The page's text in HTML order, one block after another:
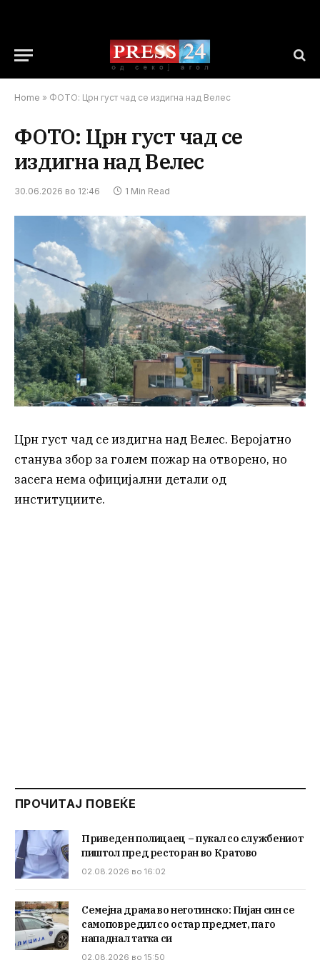
Home » ФОТО: Црн густ чад се издигна над Велес
ФОТО: Црн густ чад се
издигна над Велес
30.06.2026 во 12:46 1 Min Read
Црн густ чад се издигна над Велес. Веројатно
станува збор за голем пожар на отворено, но
засега нема официјални детали од
институциите.
ПРОЧИТАЈ ПОВЕЌЕ
Приведен полицаец – пукал со службениот
пиштол пред ресторан во Кратово
02.08.2026 во 16:02
Семејна драма во неготинско: Пијан син се
самоповредил со остар предмет, па го
нападнал татка си
02.08.2026 во 15:50